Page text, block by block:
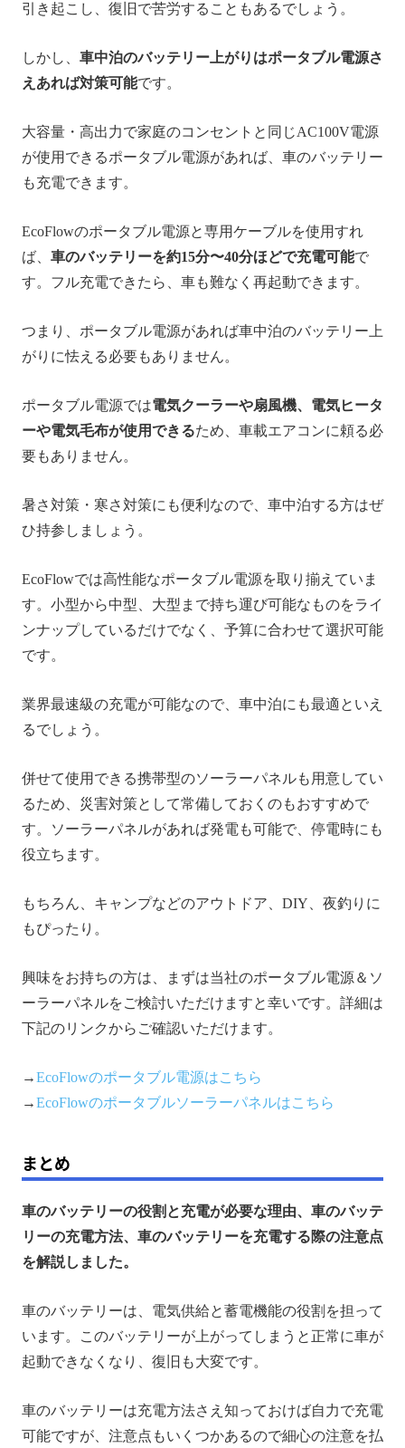
引き起こし、復旧で苦労することもあるでしょう。
しかし、 車中泊のバッテリー上がりはポータブル電源さ
えあれば対策可能です。
大容量・高出力で家庭のコンセントと同じAC100V電源
が使用できるポータブル電源があれば、車のバッテリー
も充電できます。
EcoFlowのポータブル電源と専用ケーブルを使用すれ
ば、 車のバッテリーを約15分〜40分ほどで充電可能で
す。フル充電できたら、車も難なく再起動できます。
つまり、ポータブル電源があれば車中泊のバッテリー上
がりに怯える必要もありません。
ポータブル電源では電気クーラーや扇風機、電気ヒータ
ーや電気毛布が使用できるため、車載エアコンに頼る必
要もありません。
暑さ対策・寒さ対策にも便利なので、車中泊する方はぜ
ひ持参しましょう。
EcoFlowでは高性能なポータブル電源を取り揃えていま
す。小型から中型、大型まで持ち運び可能なものをライ
ンナップしているだけでなく、予算に合わせて選択可能
です。
業界最速級の充電が可能なので、車中泊にも最適といえ
るでしょう。
併せて使用できる携帯型のソーラーパネルも用意してい
るため、災害対策として常備しておくのもおすすめで
す。ソーラーパネルがあれば発電も可能で、停電時にも
役立ちます。
もちろん、キャンプなどのアウトドア、DIY、夜釣りに
もぴったり。
興味をお持ちの方は、まずは当社のポータブル電源＆ソ
ーラーパネルをご検討いただけますと幸いです。詳細は
下記のリンクからご確認いただけます。
→EcoFlowのポータブル電源はこちら
→EcoFlowのポータブルソーラーパネルはこちら
まとめ
車のバッテリーの役割と充電が必要な理由、車のバッテ
リーの充電方法、車のバッテリーを充電する際の注意点
を解説しました。
車のバッテリーは、電気供給と蓄電機能の役割を担って
います。このバッテリーが上がってしまうと正常に車が
起動できなくなり、復旧も大変です。
車のバッテリーは充電方法さえ知っておけば自力で充電
可能ですが、注意点もいくつかあるので細心の注意を払